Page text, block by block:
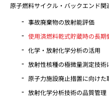
原子燃料サイクル・バックエンド
事故廃棄物の放射能評価
使用済燃料乾式貯蔵時の長期
化学・放射化学分析の活用
放射性核種の極微量測定技術
原子力施設廃止措置に向けた
放射化学分析技術の品質管理